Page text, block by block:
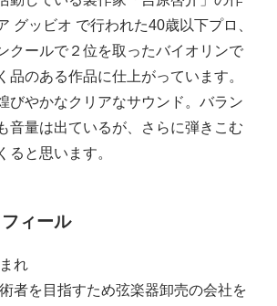
グッビオ で行われた40歳以下プロ、
クールで２位を取ったバイオリンで
品のある作品に仕上がっています。
びやかなクリアなサウンド。バラン
音量は出ているが、さらに弾きこむ
ると思います。
ィール
れ
者を目指すため弦楽器卸売の会社を